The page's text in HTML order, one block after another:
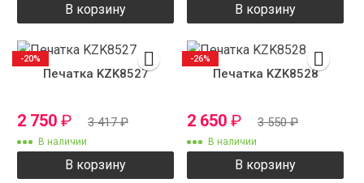
В корзину В корзину
Печатка KZK8527
2 750 ₽ 3 417₽
В наличии
В корзину
-20%
Печатка KZK8528
2 650 ₽ 3 550₽
В наличии
В корзину
-26%